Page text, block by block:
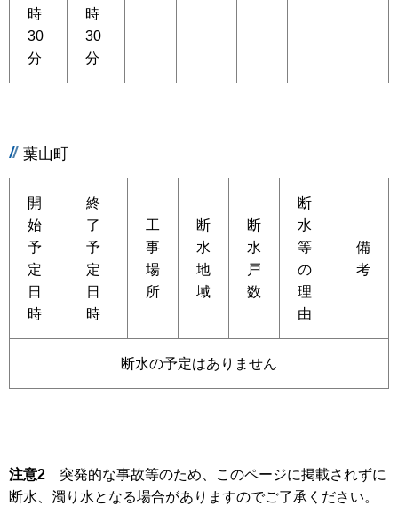
時
30
分
時
30
分
葉山町
開
始
予
定
日
時
終
了
予
定
日
時
工
事
場
所
断
水
地
域
断
水
戸
数
断
水
等
の
理
由
備
考
断水の予定はありません
注意2 突発的な事故等のため、このページに掲載されずに
断水、濁り水となる場合がありますのでご了承ください。